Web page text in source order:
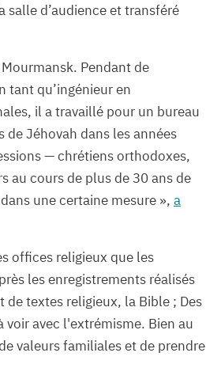
salle d’audience et transféré
Pendant de
tant qu’ingénieur en
il a travaillé pour un bureau
Jéhovah dans les années
— chrétiens orthodoxes,
au cours de plus de 30 ans de
une certaine mesure », a
offices religieux que les
les enregistrements réalisés
textes religieux, la Bible ; Des
avec l'extrémisme. Bien au
valeurs familiales et de prendre